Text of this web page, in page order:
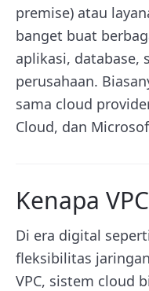
premise) atau
banget buat
aplikasi, database,
perusahaan.
sama cloud
Cloud, dan
Kenapa
Di era digital
fleksibilitas
VPC, sistem cloud